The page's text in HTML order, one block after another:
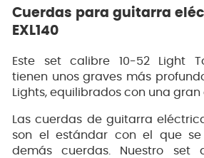
Cuerdas para guitarra
EXL140
Este set calibre 10-52 Light
tienen unos graves más
Lights, equilibrados con una gran
Las cuerdas de guitarra
son el estándar con el que
demás cuerdas. Nuestro set